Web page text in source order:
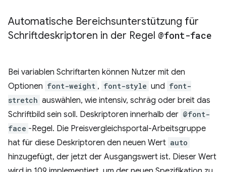
Automatische Bereichsunterstützung für
Schriftdeskriptoren in der Regel @font-face
Bei variablen Schriftarten können Nutzer mit den
Optionen font-weight , font-style und font-
stretch auswählen, wie intensiv, schräg oder breit das
Schriftbild sein soll. Deskriptoren innerhalb der @font-
face -Regel. Die Preisvergleichsportal-Arbeitsgruppe
hat für diese Deskriptoren den neuen Wert auto
hinzugefügt, der jetzt der Ausgangswert ist. Dieser Wert